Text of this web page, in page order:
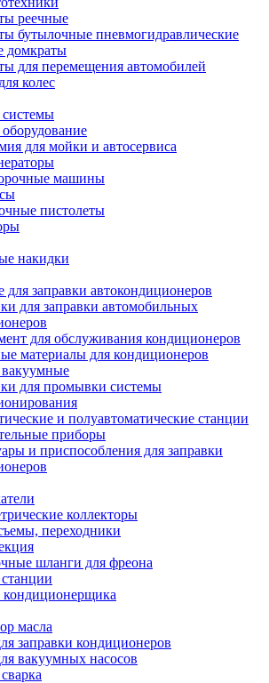
реечные
бутылочные пневмогидравлические
домкраты
для перемещения автомобилей
колес
для мойки и автосервиса
машины
пистолеты
накидки
для заправки автокондиционеров
для заправки автомобильных
для обслуживания кондиционеров
материалы для кондиционеров
для промывки системы
и полуавтоматические станции
приборы
и приспособления для заправки
коллекторы
переходники
шланги для фреона
масла
заправки кондиционеров
вакуумных насосов